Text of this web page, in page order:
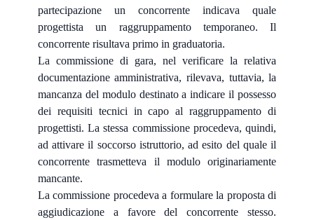
partecipazione un concorrente indicava quale
progettista un raggruppamento temporaneo. Il
concorrente risultava primo in graduatoria.
La commissione di gara, nel verificare la relativa
documentazione amministrativa, rilevava, tuttavia, la
mancanza del modulo destinato a indicare il possesso
dei requisiti tecnici in capo al raggruppamento di
progettisti. La stessa commissione procedeva, quindi,
ad attivare il soccorso istruttorio, ad esito del quale il
concorrente trasmetteva il modulo originariamente
mancante.
La commissione procedeva a formulare la proposta di
aggiudicazione a favore del concorrente stesso.